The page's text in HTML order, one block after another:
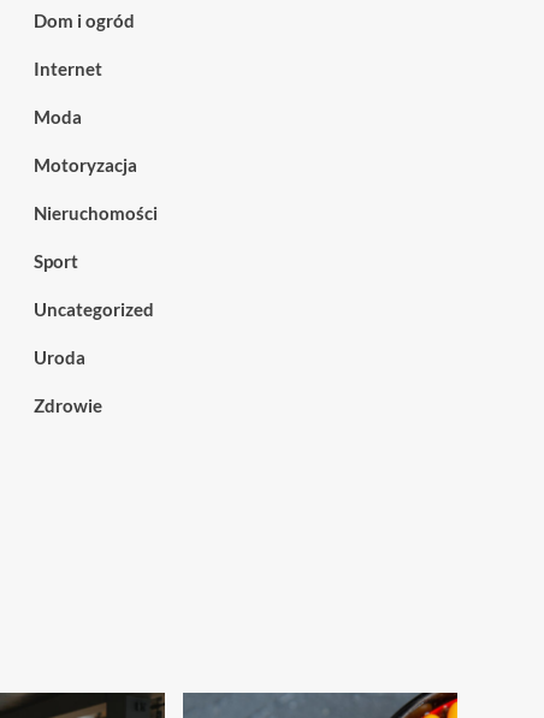
Dom i ogród
Internet
Moda
Motoryzacja
Nieruchomości
Sport
Uncategorized
Uroda
Zdrowie